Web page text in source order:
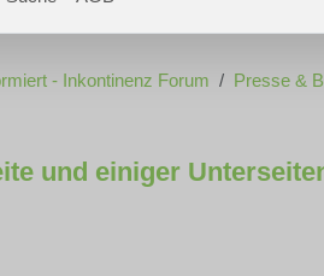
- Inkontinenz Forum
Presse &
und einiger